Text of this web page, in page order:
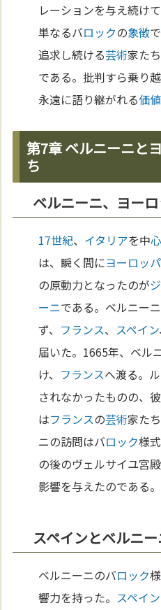
レーションを与え続け
単なるバロックの象徴
追求し続ける芸術家た
である。批判すら乗り
永遠に語り継がれる価値
第7章 ベルニーニと
ち
ベルニーニ、ヨー
17世紀、 イタリアを中心
は、瞬く間にヨーロッパ
の原動力となったのが
ーニである。ベルニー
ず、 フランス、 スペイン
届いた。1665年、ベル
け、 フランスへ渡る。
されなかったものの、
はフランスの芸術家た
ニの訪問はバロック様
の後のヴェルサイユ宮
影響を与えたのである。
スペインとベルニ
ベルニーニのバロック
響力を持った。 スペイン